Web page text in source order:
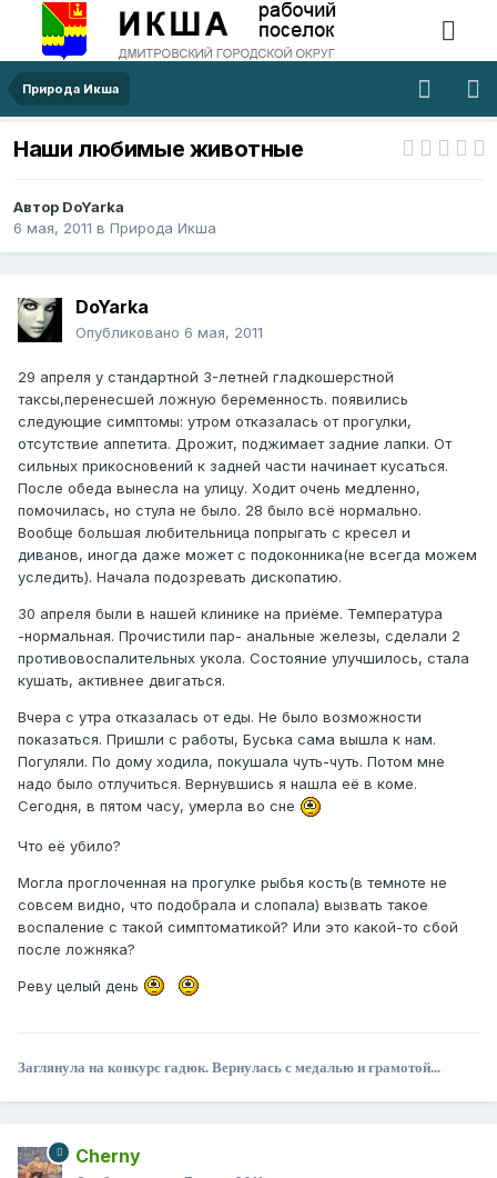
Природа Икша
Наши любимые животные
Автор DoYarka
6 мая, 2011 в Природа Икша
DoYarka
Опубликовано 6 мая, 2011
29 апреля у стандартной 3-летней гладкошерстной
таксы,перенесшей ложную беременность. появились
следующие симптомы: утром отказалась от прогулки,
отсутствие аппетита. Дрожит, поджимает задние лапки. От
сильных прикосновений к задней части начинает кусаться.
После обеда вынесла на улицу. Ходит очень медленно,
помочилась, но стула не было. 28 было всё нормально.
Вообще большая любительница попрыгать с кресел и
диванов, иногда даже может с подоконника(не всегда можем
уследить). Начала подозревать дископатию.
30 апреля были в нашей клинике на приёме. Температура
-нормальная. Прочистили пар- анальные железы, сделали 2
противовоспалительных укола. Состояние улучшилось, стала
кушать, активнее двигаться.
Вчера с утра отказалась от еды. Не было возможности
показаться. Пришли с работы, Буська сама вышла к нам.
Погуляли. По дому ходила, покушала чуть-чуть. Потом мне
надо было отлучиться. Вернувшись я нашла её в коме.
Сегодня, в пятом часу, умерла во сне
Что её убило?
Могла проглоченная на прогулке рыбья кость(в темноте не
совсем видно, что подобрала и слопала) вызвать такое
воспаление с такой симптоматикой? Или это какой-то сбой
после ложняка?
Реву целый день
Заглянула на конкурс гадюк. Вернулась с медалью и грамотой...
Cherny